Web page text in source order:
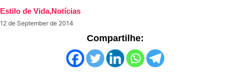
Estilo de Vida,Notícias
12 de September de 2014
Compartilhe: